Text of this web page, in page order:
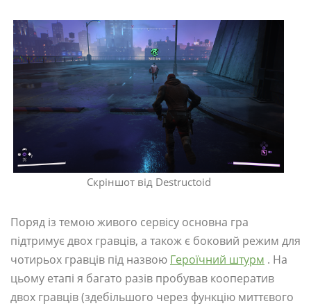
Скріншот від Destructoid
Поряд із темою живого сервісу основна гра
підтримує двох гравців, а також є боковий режим для
чотирьох гравців під назвою Героїчний штурм . На
цьому етапі я багато разів пробував кооператив
двох гравців (здебільшого через функцію миттєвого